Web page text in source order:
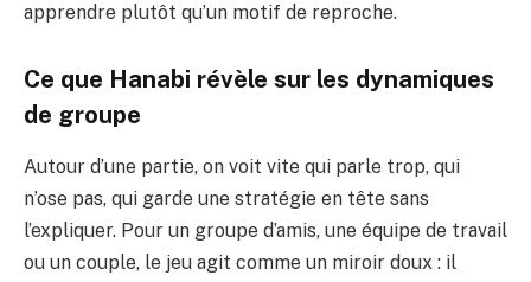
apprendre plutôt qu’un motif de reproche.
Ce que Hanabi révèle sur les dynamiques
de groupe
Autour d’une partie, on voit vite qui parle trop, qui
n’ose pas, qui garde une stratégie en tête sans
l’expliquer. Pour un groupe d’amis, une équipe de travail
ou un couple, le jeu agit comme un miroir doux : il